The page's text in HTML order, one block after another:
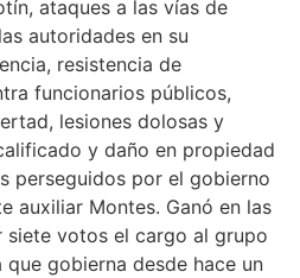
ataques a las vías de
autoridades en su
resistencia de
funcionarios públicos,
lesiones dolosas y
y daño en propiedad
perseguidos por el gobierno
auxiliar Montes. Ganó en las
siete votos el cargo al grupo
gobierna desde hace un